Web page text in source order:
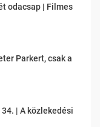
odacsap | Filmes
Parkert, csak a
| A közlekedési